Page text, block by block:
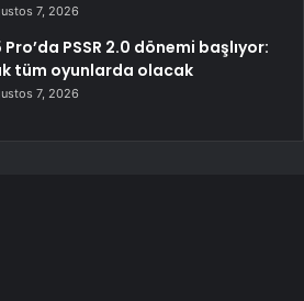
7, 2026
Pro’da PSSR 2.0 dönemi başlıyor:
tüm oyunlarda olacak
7, 2026